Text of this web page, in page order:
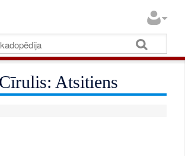
Atsitiens